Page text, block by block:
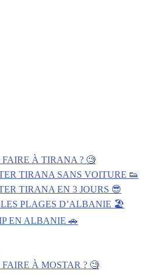
FAIRE À TIRANA ? 🧐
TIRANA SANS VOITURE 👟
TIRANA EN 3 JOURS 😎
PLAGES D’ALBANIE 🏖️
EN ALBANIE 🚗
FAIRE À MOSTAR ? 🧐